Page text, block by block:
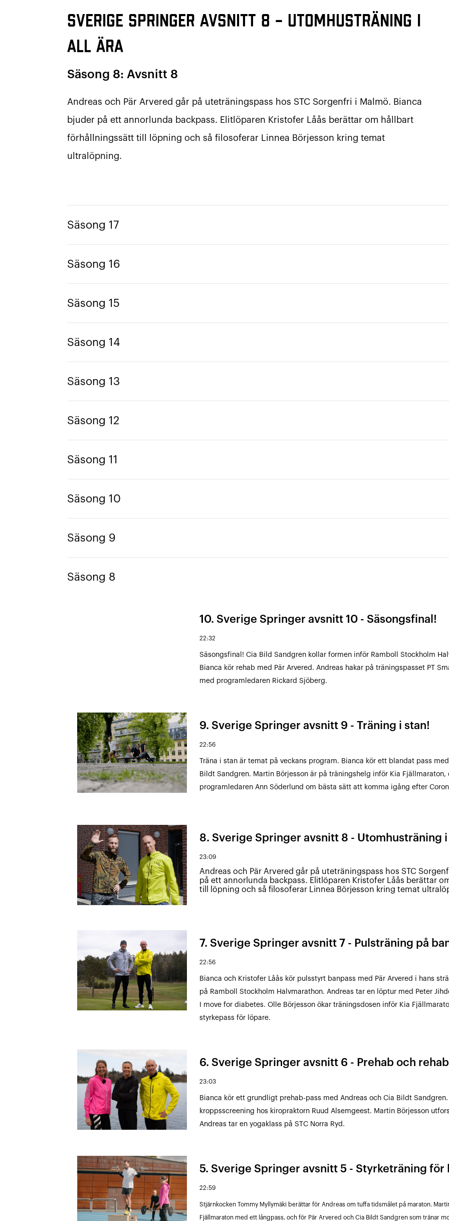
Sverige Springer avsnitt 8 – Utomhusträning i
all ära
Säsong 8: Avsnitt 8
Andreas och Pär Arvered går på uteträningspass hos STC Sorgenfri i Malmö. Bianca
bjuder på ett annorlunda backpass. Elitlöparen Kristofer Låås berättar om hållbart
förhållningssätt till löpning och så filosoferar Linnea Börjesson kring temat
ultralöpning.
Säsong 17
Säsong 16
Säsong 15
Säsong 14
Säsong 13
Säsong 12
Säsong 11
Säsong 10
Säsong 9
Säsong 8
10. Sverige Springer avsnitt 10 - Säsongsfinal!
22:32
Säsongsfinal! Cia Bild Sandgren kollar formen inför Ramboll Stockholm
Bianca kör rehab med Pär Arvered. Andreas hakar på träningspasset PT
med programledaren Rickard Sjöberg.
9. Sverige Springer avsnitt 9 - Träning i stan!
22:56
Träna i stan är temat på veckans program. Bianca kör ett blandat pass
Bildt Sandgren. Martin Börjesson är på träningshelg inför Kia
programledaren Ann Söderlund om bästa sätt att komma igång efter
8. Sverige Springer avsnitt 8 - Utomhusträning i
23:09
Andreas och Pär Arvered går på uteträningspass hos STC
på ett annorlunda backpass. Elitlöparen Kristofer Låås berättar
till löpning och så filosoferar Linnea Börjesson kring temat
7. Sverige Springer avsnitt 7 - Pulsträning på
22:56
Bianca och Kristofer Låås kör pulsstyrt banpass med Pär Arvered i hans
på Ramboll Stockholm Halvmarathon. Andreas tar en löptur med Peter
I move for diabetes. Olle Börjesson ökar träningsdosen inför Kia
styrkepass för löpare.
6. Sverige Springer avsnitt 6 - Prehab och
23:03
Bianca kör ett grundligt prehab-pass med Andreas och Cia Bildt
kroppsscreening hos kiropraktorn Ruud Alsemgeest. Martin Börjesson
Andreas tar en yogaklass på STC Norra Ryd.
5. Sverige Springer avsnitt 5 - Styrketräning för
22:59
Stjärnkocken Tommy Myllymäki berättar för Andreas om tuffa tidsmålet på maraton.
Fjällmaraton med ett långpass, och för Pär Arvered och Cia Bildt Sandgren som tränar